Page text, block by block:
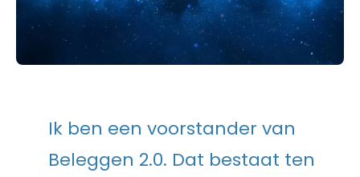
Ik ben een voorstander van
Beleggen 2.0. Dat bestaat ten